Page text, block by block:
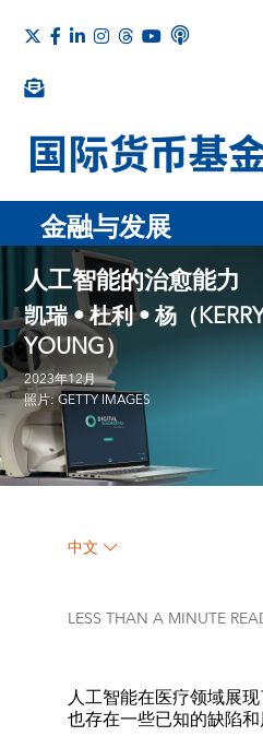
金融与发展
人工智能的治愈能力
凯瑞 • 杜利 • 杨（
YOUNG）
2023年12月
照片: GETTY IMAGES
中文
LESS THAN A MINUTE
人工智能在医疗领域展
也存在一些已知的缺陷